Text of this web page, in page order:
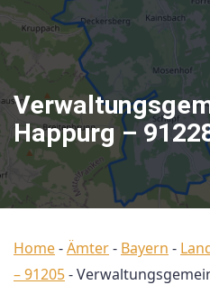
Happurg –
Home-Ämter- Bayern -
– 91205-